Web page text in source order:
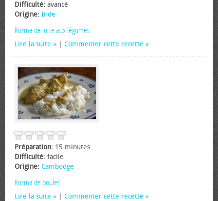
Difficulté: avancé
Origine: Inde
Korma de lotte aux légumes
Lire la suite Commenter cette recette
Préparation: 15 minutes
Difficulté: facile
Origine: Cambodge
Korma de poulet
Lire la suite Commenter cette recette